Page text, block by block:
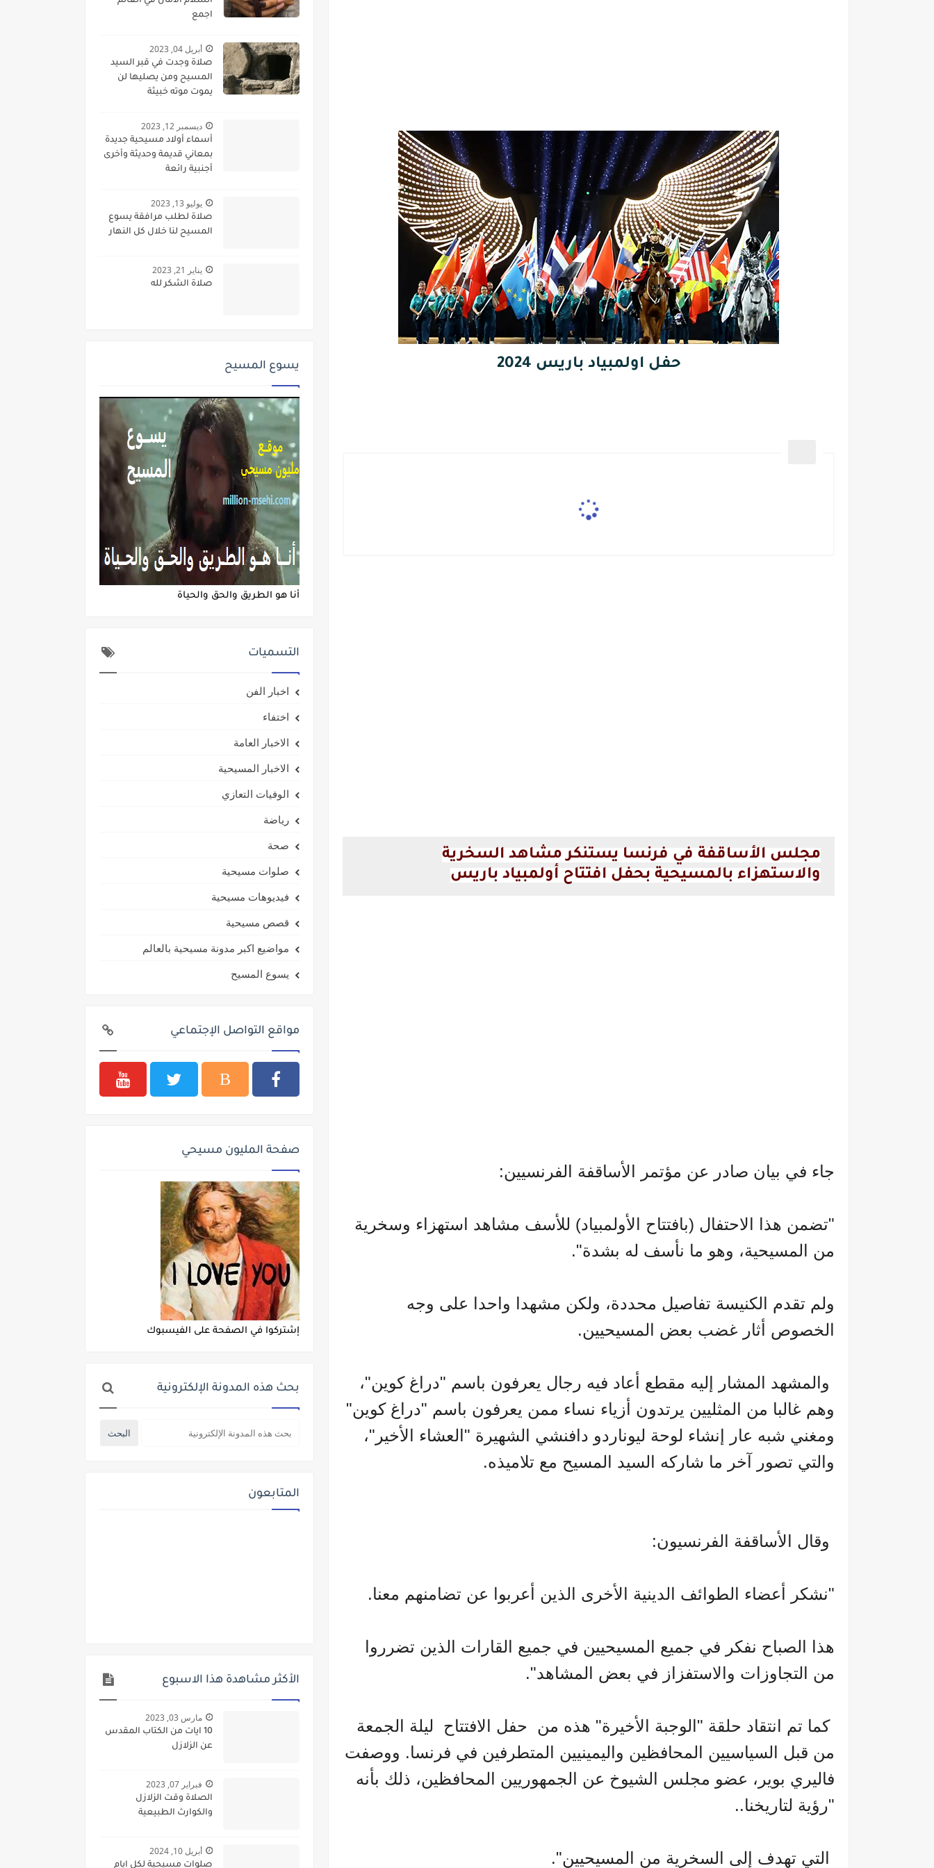
حفل اولمبياد باريس 2024
مجلس الأساقفة في فرنسا يستنكر مشاهد السخرية
والاستهزاء بالمسيحية بحفل افتتاح أولمبياد باريس
جاء في بيان صادر عن مؤتمر الأساقفة الفرنسيين:
"تضمن هذا الاحتفال (بافتتاح الأولمبياد) للأسف مشاهد استهزاء وسخرية
من المسيحية، وهو ما نأسف له بشدة".
ولم تقدم الكنيسة تفاصيل محددة، ولكن مشهدا واحدا على وجه
الخصوص أثار غضب بعض المسيحيين.
والمشهد المشار إليه مقطع أعاد فيه رجال يعرفون باسم "دراغ كوين"،
وهم غالبا من المثليين يرتدون أزياء نساء ممن يعرفون باسم "دراغ كوين"
ومغني شبه عار إنشاء لوحة ليوناردو دافنشي الشهيرة "العشاء الأخير"،
والتي تصور آخر ما شاركه السيد المسيح مع تلاميذه.
وقال الأساقفة الفرنسيون:
"نشكر أعضاء الطوائف الدينية الأخرى الذين أعربوا عن تضامنهم معنا.
هذا الصباح نفكر في جميع المسيحيين في جميع القارات الذين تضرروا
من التجاوزات والاستفزاز في بعض المشاهد".
كما تم انتقاد حلقة "الوجبة الأخيرة" هذه من حفل الافتتاح ليلة الجمعة
من قبل السياسيين المحافظين واليمينيين المتطرفين في فرنسا. ووصفت
فاليري بوير، عضو مجلس الشيوخ عن الجمهوريين المحافظين، ذلك بأنه
"رؤية لتاريخنا..
التي تهدف إلى السخرية من المسيحيين".
اجمع
أبريل 04, 2023
صلاة وجدت في قبر السيد
المسيح ومن يصليها لن
يموت موته خبيثة
ديسمبر 12, 2023
أسماء أولاد مسيحية جديدة
بمعاني قديمة وحديثة وأخرى
أجنبية رائعة
يوليو 13, 2023
صلاة لطلب مرافقة يسوع
المسيح لنا خلال كل النهار
يناير 21, 2023
صلاة الشكر لله
يسوع المسيح
أنا هو الطريق والحق والحياة
التسميات
اخبار الفن
اختفاء
الاخبار العامة
الاخبار المسيحية
الوفيات التعازي
رياضة
صحة
صلوات مسيحية
فيديوهات مسيحية
قصص مسيحية
مواضيع اكبر مدونة مسيحية بالعالم
يسوع المسيح
مواقع التواصل الإجتماعي
صفحة المليون مسيحي
إشتركوا في الصفحة على الفيسبوك
بحث هذه المدونة الإلكترونية
المتابعون
الأكثر مشاهدة هذا الاسبوع
مارس 03, 2023
10 ايات من الكتاب المقدس
عن الزلازل
فبراير 07, 2023
الصلاة وقت الزلازل
والكوارث الطبيعية
أبريل 10, 2024
صلوات مسيحية لكل ايام